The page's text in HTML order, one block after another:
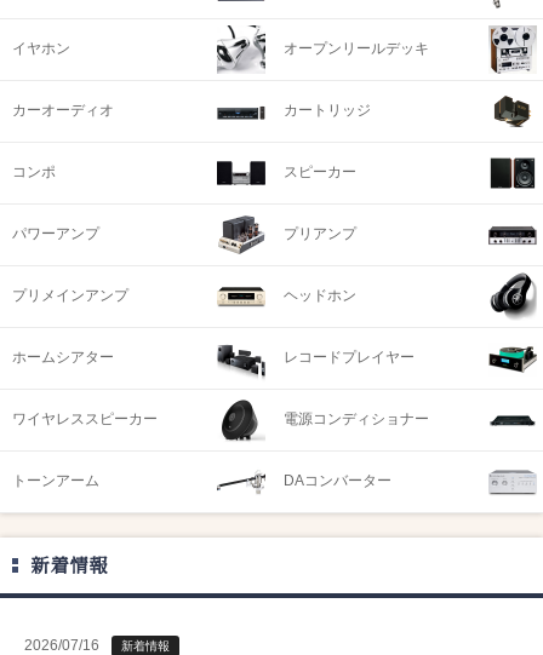
イヤホン オープンリールデッキ
カーオーディオ カートリッジ
コンポ スピーカー
パワーアンプ プリアンプ
プリメインアンプ ヘッドホン
ホームシアター レコードプレイヤー
ワイヤレススピーカー 電源コンディショナー
トーンアーム DAコンバーター
新着情報
2026/07/16 新着情報